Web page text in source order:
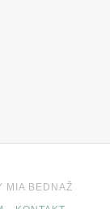
MIA BEDNAŽ